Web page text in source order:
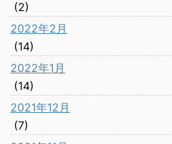
(2)
2022年2月
(14)
2022年1月
(14)
2021年12月
(7)